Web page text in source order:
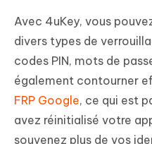
Avec 4uKey, vous
divers types de
codes PIN, mots de
également contourner
FRP Google, ce qui est
avez réinitialisé votre
souvenez plus de vos